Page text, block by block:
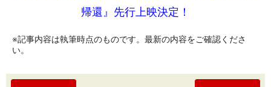
帰還』先行上映決定！
※記事内容は執筆時点のものです。最新の内容をご確認くださ
い。